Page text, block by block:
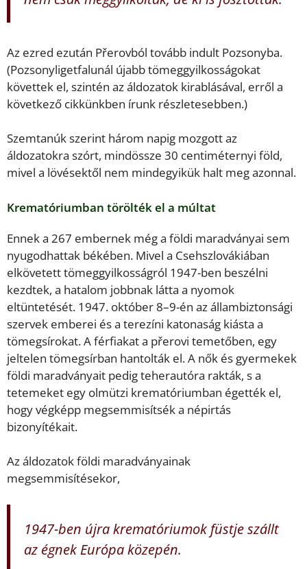
Az ezred ezután Přerovból tovább indult Pozsonyba.
(Pozsonyligetfalunál újabb tömeggyilkosságokat
követtek el, szintén az áldozatok kirablásával, erről a
következő cikkünkben írunk részletesebben.)
Szemtanúk szerint három napig mozgott az
áldozatokra szórt, mindössze 30 centiméternyi föld,
mivel a lövésektől nem mindegyikük halt meg azonnal.
Krematóriumban törölték el a múltat
Ennek a 267 embernek még a földi maradványai sem
nyugodhattak békében. Mivel a Csehszlovákiában
elkövetett tömeggyilkosságról 1947-ben beszélni
kezdtek, a hatalom jobbnak látta a nyomok
eltüntetését. 1947. október 8–9-én az állambiztonsági
szervek emberei és a terezíni katonaság kiásta a
tömegsírokat. A férfiakat a přerovi temetőben, egy
jeltelen tömegsírban hantolták el. A nők és gyermekek
földi maradványait pedig teherautóra rakták, s a
tetemeket egy olmützi krematóriumban égették el,
hogy végképp megsemmisítsék a népirtás
bizonyítékait.
Az áldozatok földi maradványainak
megsemmisítésekor,
1947-ben újra krematóriumok füstje szállt
az égnek Európa közepén.